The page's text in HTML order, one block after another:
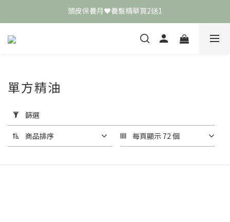
頭皮保養月❤️養髮精華買2送1
頭皮保養月❤️養髮精華買2送1
敏弱肌極簡保養學 ❤️ 舒敏霜買4送1
用
篩
選
單方精油
篩選
商品排序 每頁顯示 72 個